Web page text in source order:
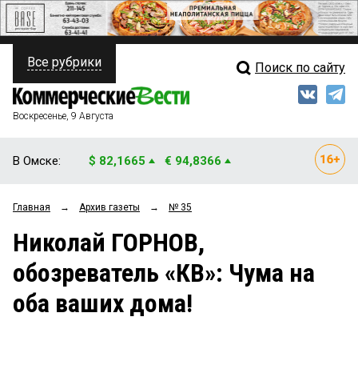
ПОЛИТИКА
ФИНАНСЫ
ОБЩЕСТВО
ЗАКОН
НОВОСТИ КОМПАНИЙ
Свежий выпуск
Блоги
Все рубрики Поиск по сайту
Воскресенье, 9 Августа
В Омске: $ 82,1665 € 94,8366
Главная → Архив газеты → № 35
Николай ГОРНОВ,
обозреватель «КВ»: Чума на
оба ваших дома!